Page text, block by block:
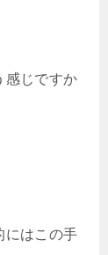
感じですか
にはこの手